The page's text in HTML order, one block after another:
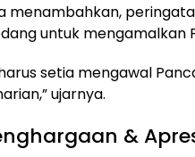
menambahkan,
untuk mengamalkan
setia mengawal
ujarnya.
&